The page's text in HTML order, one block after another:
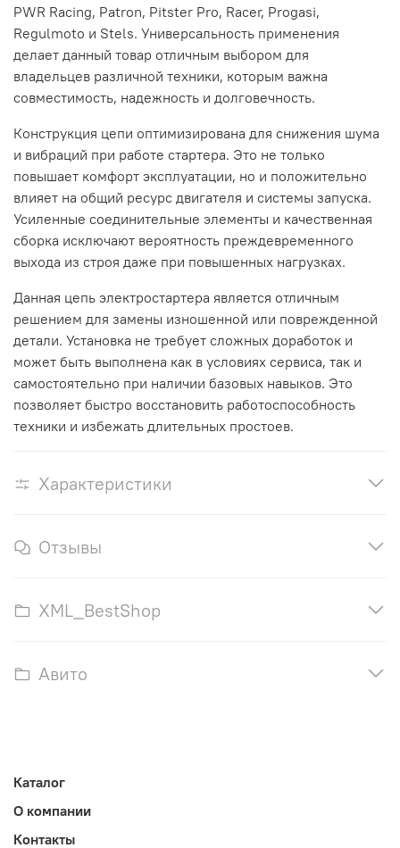
PWR Racing, Patron, Pitster Pro, Racer, Progasi,
Regulmoto и Stels. Универсальность применения
делает данный товар отличным выбором для
владельцев различной техники, которым важна
совместимость, надежность и долговечность.
Конструкция цепи оптимизирована для снижения шума
и вибраций при работе стартера. Это не только
повышает комфорт эксплуатации, но и положительно
влияет на общий ресурс двигателя и системы запуска.
Усиленные соединительные элементы и качественная
сборка исключают вероятность преждевременного
выхода из строя даже при повышенных нагрузках.
Данная цепь электростартера является отличным
решением для замены изношенной или поврежденной
детали. Установка не требует сложных доработок и
может быть выполнена как в условиях сервиса, так и
самостоятельно при наличии базовых навыков. Это
позволяет быстро восстановить работоспособность
техники и избежать длительных простоев.
Характеристики
Отзывы
XML_BestShop
Авито
Каталог
О компании
Контакты